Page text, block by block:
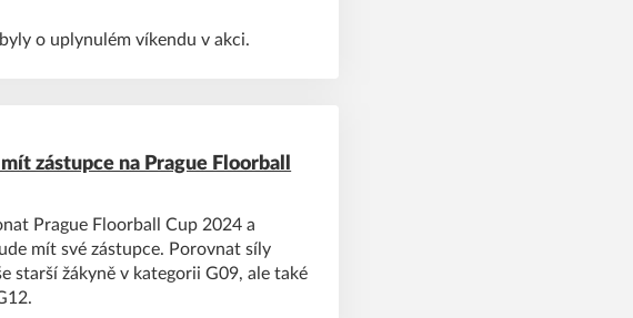
o uplynulém víkendu v akci.
zástupce na Prague Floorball
Prague Floorball Cup 2024 a
mít své zástupce. Porovnat síly
starší žákyně v kategorii G09, ale také